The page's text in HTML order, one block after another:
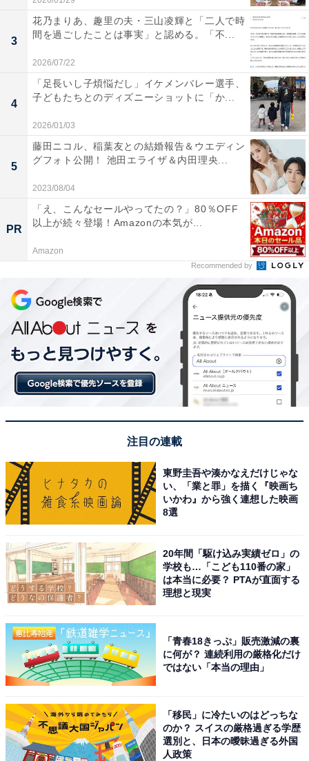
3
花乃まりあ、趣里の夫・三山凌輝と「二人で時
間を過ごしたことは事実」と認める。「不...
2026/07/22
4
「足長いし子煩悩だし」イケメンバレー選手、
子どもたちとのディズニーショットに「か...
2026/01/03
5
藤田ニコル、稲葉友との結婚報告＆ウエディン
グフォト公開！ 池田エライザ＆内田理央...
2023/08/04
PR
「え、こんなセールやってたの？」80％OFF
以上が続々登場！Amazonの本気が...
Amazon
Recommended by
注目の連載
東野圭吾や湊かなえだけじゃな
い、「業と罪」を描く『映画ち
いかわ』から強く連想した映画
8選
20年間「駆け込み実績ゼロ」の
学校も…「こども110番の家」
は本当に必要？ PTAが直面する
理想と現実
「青春18きっぷ」販売激減の裏
に何が？ 連続利用の厳格化だけ
ではない「本当の理由」
「移民」に冷たいのはどっちな
のか？ スイスの厳格過ぎる学歴
選別と、日本の曖昧過ぎる外国
人政策